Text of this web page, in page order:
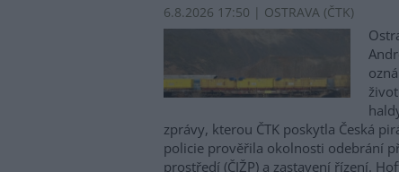
6.8.2026 17:50 | OSTRAVA (ČTK)
zprávy, kterou ČTK poskytla Česká
policie prověřila okolnosti odebrání
prostředí (ČIŽP) a zastavení řízení.